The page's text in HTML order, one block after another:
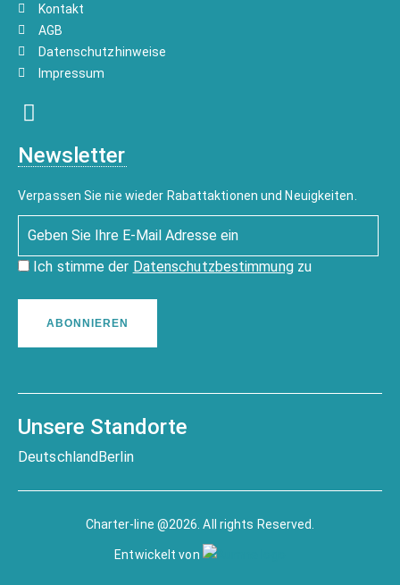
Kontakt
AGB
Datenschutzhinweise
Impressum
Newsletter
Verpassen Sie nie wieder Rabattaktionen und Neuigkeiten.
Ich stimme der Datenschutzbestimmungzu
ABONNIEREN
Unsere Standorte
Deutschland Berlin
Charter-line @2026. All rights Reserved.
Entwickelt von